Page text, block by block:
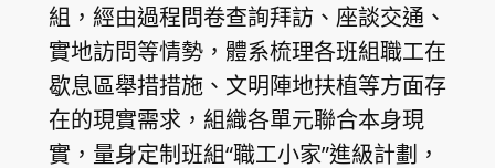
組，經由過程問卷查詢拜訪、座談交通、
實地訪問等情勢，體系梳理各班組職工在
歇息區舉措措施、文明陣地扶植等方面存
在的現實需求，組織各單元聯合本身現
實，量身定制班組“職工小家”進級計劃，